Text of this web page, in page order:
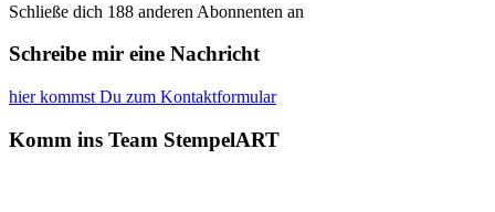
Schließe dich 188 anderen Abonnenten an
Schreibe mir eine Nachricht
hier kommst Du zum Kontaktformular
Komm ins Team StempelART